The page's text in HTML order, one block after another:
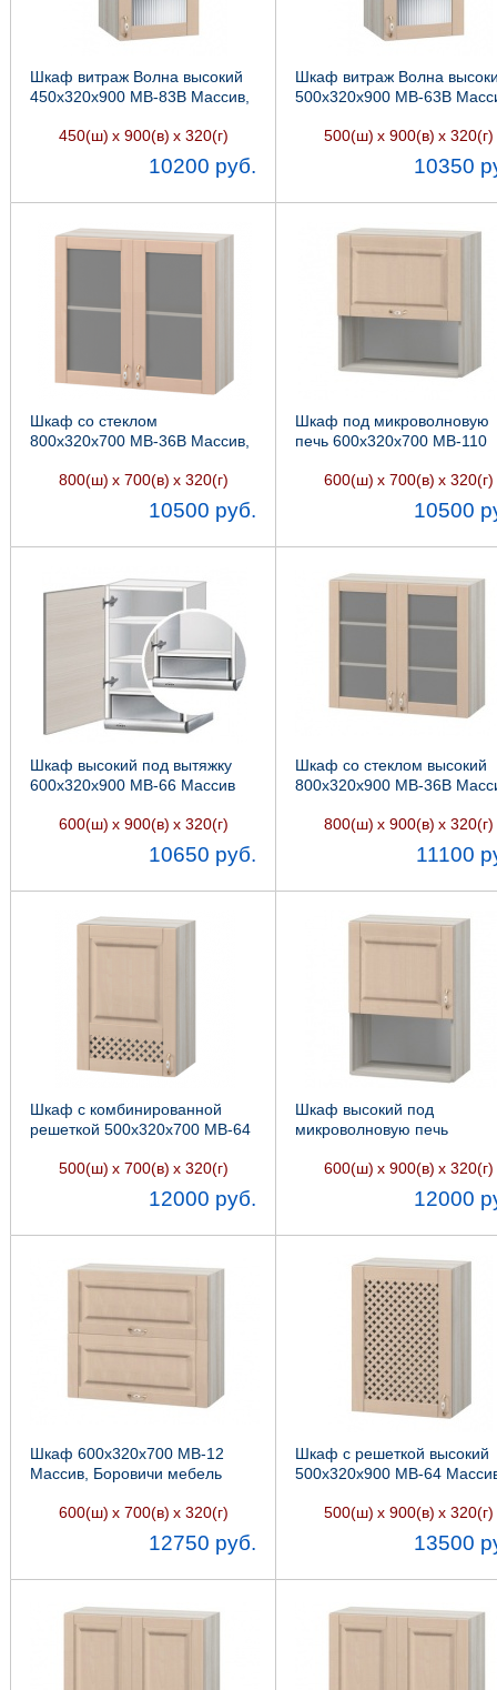
Шкаф витраж Волна высокий
450х320х900 МВ-83В Массив,
450(ш) х 900(в) х 320(г)
10200 руб.
Шкаф витраж Волна
500х320х900 МВ-63В
500(ш) х 900(в) х 320(г)
10350
Шкаф со стеклом
800х320х700 МВ-36В Массив,
800(ш) х 700(в) х 320(г)
10500 руб.
Шкаф под микроволновую
печь 600х320х700 МВ-110
600(ш) х 700(в) х 320(г)
10500
Шкаф высокий под вытяжку
600х320х900 МВ-66 Массив
600(ш) х 900(в) х 320(г)
10650 руб.
Шкаф со стеклом высокий
800х320х900 МВ-36В
800(ш) х 900(в) х 320(г)
11100
Шкаф с комбинированной
решеткой 500х320х700 МВ-64
500(ш) х 700(в) х 320(г)
12000 руб.
Шкаф высокий под
микроволновую печь
Боровичи мебель
600(ш) х 900(в) х 320(г)
12000
Шкаф 600х320х700 МВ-12
Массив, Боровичи мебель
600(ш) х 700(в) х 320(г)
12750 руб.
Шкаф с решеткой высокий
500х320х900 МВ-64
500(ш) х 900(в) х 320(г)
13500